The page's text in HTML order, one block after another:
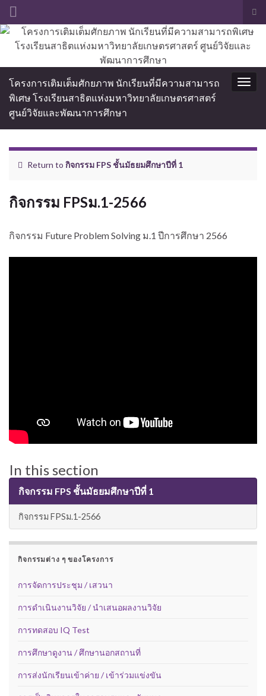
Search for:
โครงการเติมเต็มศักยภาพ นักเรียนที่มีความสามารถ
พิเศษ โรงเรียนสาธิตแห่งมหาวิทยาลัยเกษตรศาสตร์
ศูนย์วิจัยและพัฒนาการศึกษา
Return to กิจกรรม FPS ชั้นมัธยมศึกษาปีที่ 1
กิจกรรม FPSม.1-2566
กิจกรรม Future Problem Solving ม.1 ปีการศึกษา 2566
In this section
กิจกรรม FPS ชั้นมัธยมศึกษาปีที่ 1
กิจกรรม FPSม.1-2566
กิจกรรมต่าง ๆ ของโครงการ
การจัดการประชุม / เสวนา
การดำเนินงานวิจัย / นำเสนอผลงานวิจัย
การทดสอบ IQ Test
การศึกษาดูงาน / ศึกษานอกสถานที่
การส่งนักเรียนเข้าค่าย / เข้าร่วมแข่งขัน